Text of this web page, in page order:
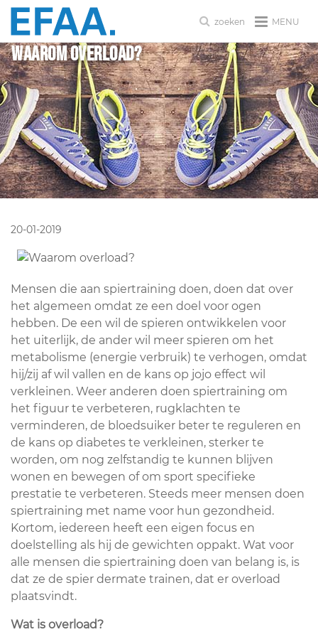
MENU
zoeken
Waarom overload?
20-01-2019
Mensen die aan spiertraining doen, doen dat over
het algemeen omdat ze een doel voor ogen
hebben. De een wil de spieren ontwikkelen voor
het uiterlijk, de ander wil meer spieren om het
metabolisme (energie verbruik) te verhogen, omdat
hij/zij af wil vallen en de kans op jojo effect wil
verkleinen. Weer anderen doen spiertraining om
het figuur te verbeteren, rugklachten te
verminderen, de bloedsuiker beter te reguleren en
de kans op diabetes te verkleinen, sterker te
worden, om nog zelfstandig te kunnen blijven
wonen en bewegen of om sport specifieke
prestatie te verbeteren. Steeds meer mensen doen
spiertraining met name voor hun gezondheid.
Kortom, iedereen heeft een eigen focus en
doelstelling als hij de gewichten oppakt. Wat voor
alle mensen die spiertraining doen van belang is, is
dat ze de spier dermate trainen, dat er overload
plaatsvindt.
Wat is overload?